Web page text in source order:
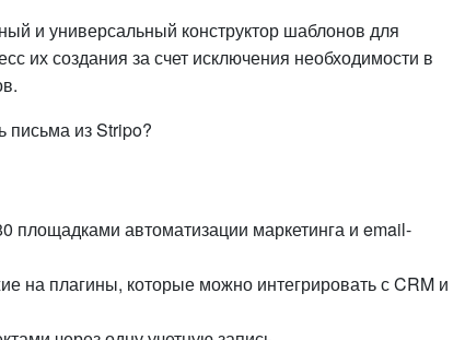
и универсальный конструктор шаблонов для
их создания за счет исключения необходимости в
письма из Stripo?
площадками автоматизации маркетинга и email-
на плагины, которые можно интегрировать с CRM и